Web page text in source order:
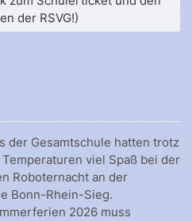
der RSVG!)
der Gesamtschule hatten trotz
viel Spaß bei der
Roboternacht an der
Bonn-Rhein-Sieg.
2026 muss